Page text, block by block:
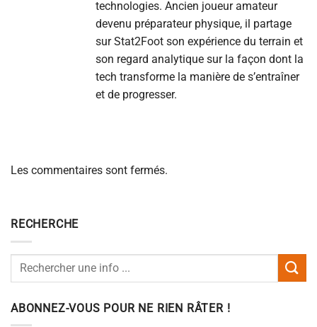
technologies. Ancien joueur amateur
devenu préparateur physique, il partage
sur Stat2Foot son expérience du terrain et
son regard analytique sur la façon dont la
tech transforme la manière de s’entraîner
et de progresser.
Les commentaires sont fermés.
RECHERCHE
ABONNEZ-VOUS POUR NE RIEN RÂTER !